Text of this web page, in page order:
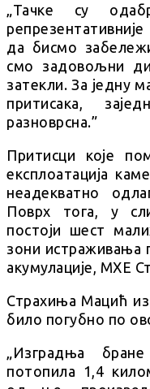
„Тачке су
да бисмо
смо задовољни
затекли. За једну
притисака,
разноврсна.”
Притисци које
експлоатација
неадекватно
Поврх тога, у
постоји шест
зони истраживања
акумулације, МХЕ
Страхиња Мацић
било погубно по
„Изградња
потопила 1,4